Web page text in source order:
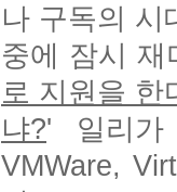
나 구독의 시
중에 잠시 재
로 지원을
냐?' 일리가
VMWare,